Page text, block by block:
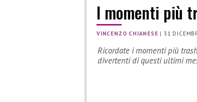
I momenti più
VINCENZO CHIANESE |31
Ricordate i momenti più
divertenti di questi ultimi